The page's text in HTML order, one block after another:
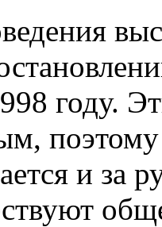
году.
поэтому
и за